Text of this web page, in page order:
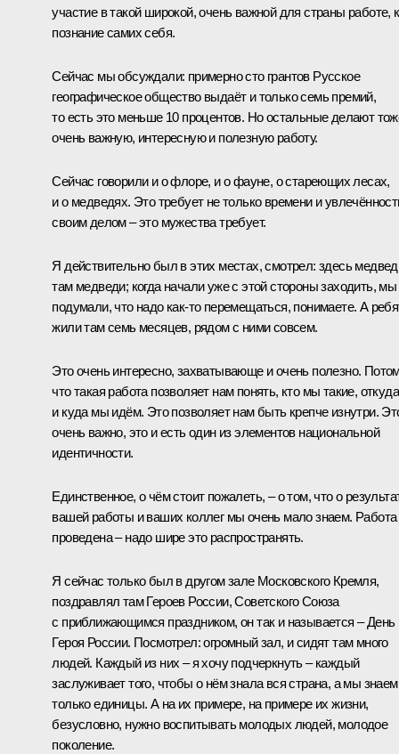
участие в такой широкой, очень важной для страны работе,
познание самих себя.
Сейчас мы обсуждали: примерно сто грантов Русское
географическое общество выдаёт и только семь премий,
то есть это меньше 10 процентов. Но остальные делают
очень важную, интересную и полезную работу.
Сейчас говорили и о флоре, и о фауне, о стареющих лесах,
и о медведях. Это требует не только времени и
своим делом – это мужества требует.
Я действительно был в этих местах, смотрел: здесь
там медведи; когда начали уже с этой стороны заходить, мы
подумали, что надо как‑то перемещаться, понимаете. А
жили там семь месяцев, рядом с ними совсем.
Это очень интересно, захватывающе и очень полезно.
что такая работа позволяет нам понять, кто мы такие, откуда
и куда мы идём. Это позволяет нам быть крепче изнутри.
очень важно, это и есть один из элементов национальной
идентичности.
Единственное, о чём стоит пожалеть, – о том, что о
вашей работы и ваших коллег мы очень мало знаем. Работа
проведена – надо шире это распространять.
Я сейчас только был в другом зале Московского Кремля,
поздравлял там Героев России, Советского Союза
с приближающимся праздником, он так и называется – День
Героя России. Посмотрел: огромный зал, и сидят там много
людей. Каждый из них – я хочу подчеркнуть – каждый
заслуживает того, чтобы о нём знала вся страна, а мы знаем
только единицы. А на их примере, на примере их жизни,
безусловно, нужно воспитывать молодых людей, молодое
поколение.